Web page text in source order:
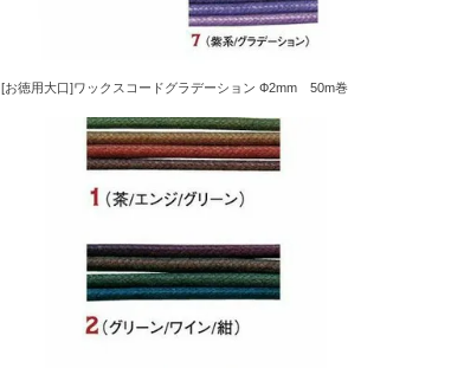
[お徳用大口]ワックスコードグラデーション Ф2mm 50m巻